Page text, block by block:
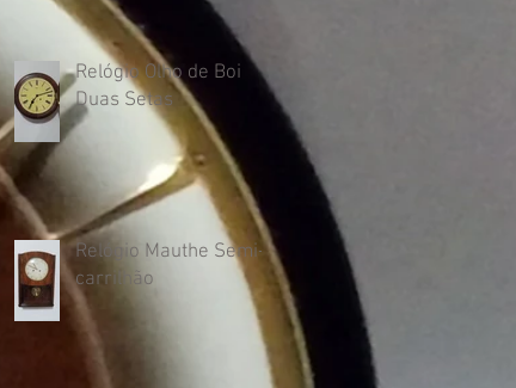
Relógio Olho de Boi
Duas Setas
Relógio Mauthe Semi-
carrilhão